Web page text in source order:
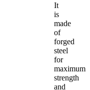
It
is
made
of
forged
steel
for
maximum
strength
and